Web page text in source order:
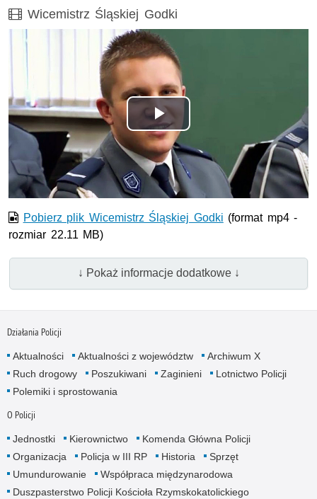
Film
Wicemistrz Śląskiej Godki
Odtwórz
wideo
Pobierz plik Wicemistrz Śląskiej Godki (format mp4 -
rozmiar 22.11 MB)
↓ Pokaż informacje dodatkowe ↓
Działania Policji
Aktualności Aktualności z województw
Archiwum X
Ruch drogowy
Poszukiwani Zaginieni
Lotnictwo Policji
Polemiki i sprostowania
O Policji
Jednostki Kierownictwo
Komenda Główna Policji
Organizacja
Policja w III RP Historia
Sprzęt
Umundurowanie
Współpraca międzynarodowa
Duszpasterstwo Policji Kościoła Rzymskokatolickiego